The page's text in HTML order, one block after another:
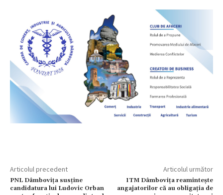
Articolul precedent
PNL Dâmbovița susține
candidatura lui Ludovic Orban
Articolul următor
ITM Dâmbovița reamintește
angajatorilor că au obligaţia de